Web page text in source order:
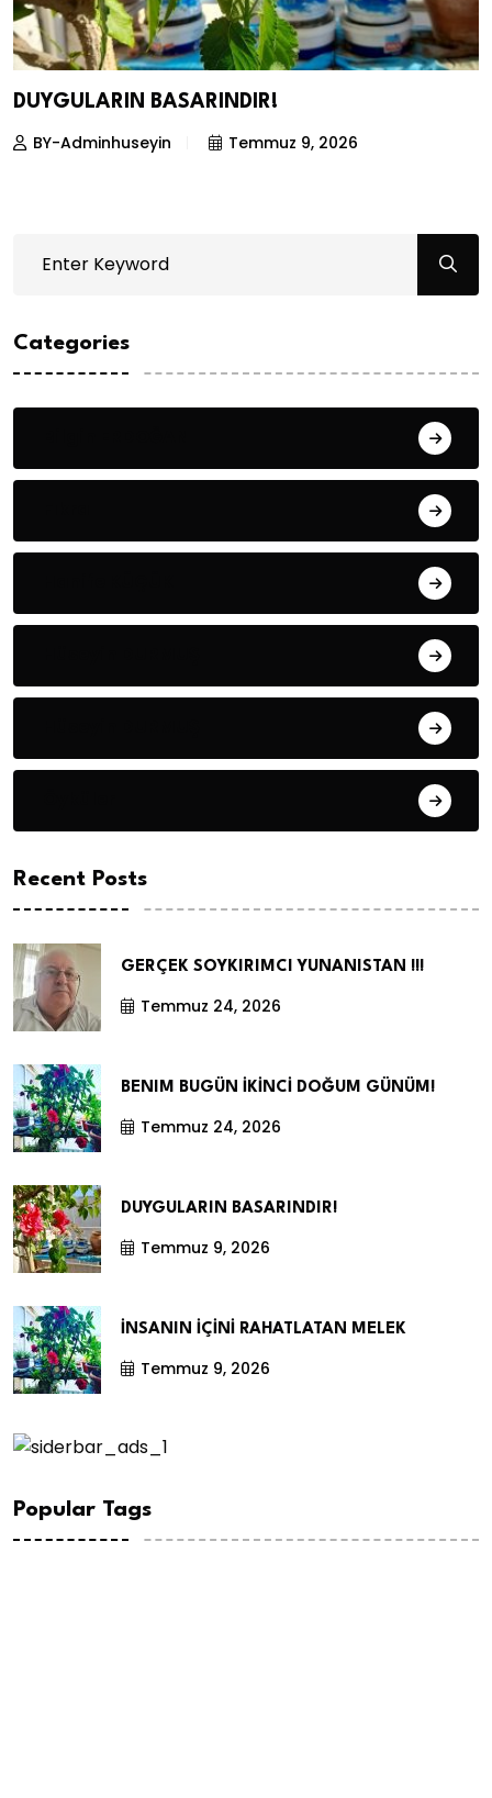
DUYGULARIN BASARINDIR!
BY-Adminhuseyin Temmuz 9, 2026
Categories
Recent Posts
GERÇEK SOYKIRIMCI YUNANISTAN !!!
Temmuz 24, 2026
BENIM BUGÜN İKİNCİ DOĞUM GÜNÜM!
Temmuz 24, 2026
DUYGULARIN BASARINDIR!
Temmuz 9, 2026
İNSANIN İÇİNİ RAHATLATAN MELEK
Temmuz 9, 2026
Popular Tags